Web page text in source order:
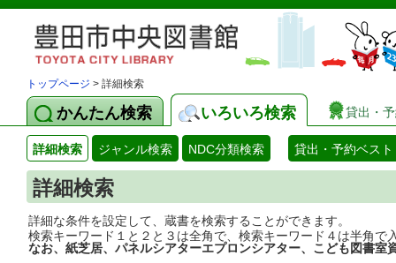
トップページ > 詳細検索
かんたん検索 いろいろ検索 貸出・
詳細検索 ジャンル検索 NDC分類検索 貸出・予約ベスト
詳細検索
詳細な条件を設定して、蔵書を検索することができます。
検索キーワード１と２と３は全角で、検索キーワード４は半角で
なお、紙芝居、パネルシアターエプロンシアター、こども図書室